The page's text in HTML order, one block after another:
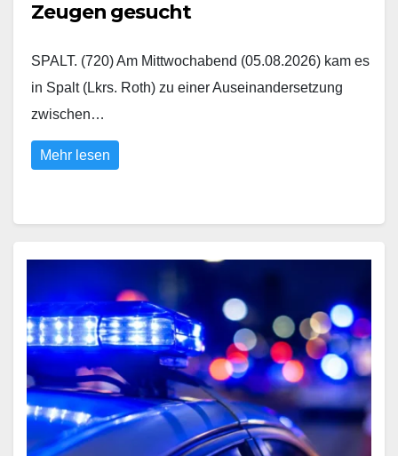
Zeugen gesucht
SPALT. (720) Am Mittwochabend (05.08.2026) kam es
in Spalt (Lkrs. Roth) zu einer Auseinandersetzung
zwischen…
Mehr lesen